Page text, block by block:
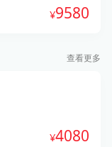
9580
查看更多
4080